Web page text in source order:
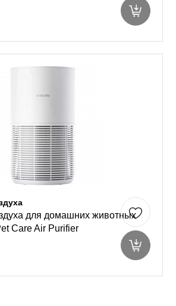
для домашних животных
Care Air Purifier